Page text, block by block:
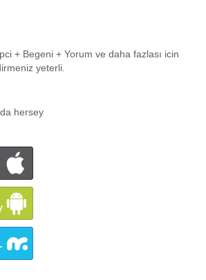
+ Begeni + Yorum ve daha fazlası icin
yeterli.
hersey